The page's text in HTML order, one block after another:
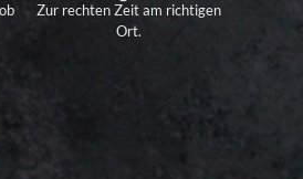
Zur rechten Zeit am richtigen
Ort.